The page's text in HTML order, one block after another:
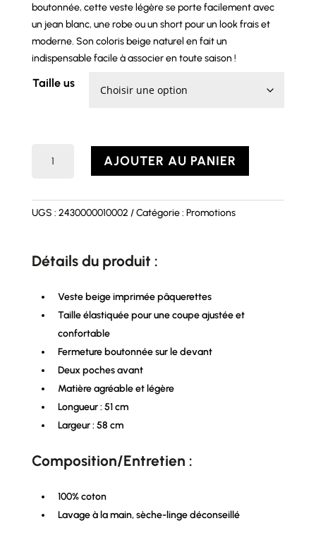
boutonnée, cette veste légère se porte facilement avec
un jean blanc, une robe ou un short pour un look frais et
moderne. Son coloris beige naturel en fait un
indispensable facile à associer en toute saison !
Taille us
EMILY
AJOUTER AU PANIER
UGS : 2430000010002 Catégorie : Promotions
Détails du produit :
Veste beige imprimée pâquerettes
Taille élastiquée pour une coupe ajustée et
confortable
Fermeture boutonnée sur le devant
Deux poches avant
Matière agréable et légère
Longueur : 51 cm
Largeur : 58 cm
Composition/Entretien :
100% coton
Lavage à la main, sèche-linge déconseillé